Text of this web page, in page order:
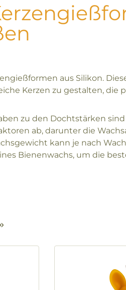
aus Silikon.
Kerzen zu gestalten, die
zu den Dochtstärken
ab, darunter die
kann je nach
Bienenwachs, um die